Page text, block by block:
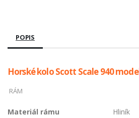
POPIS
Horské kolo Scott Scale 940
RÁM
Materiál rámu Hliník